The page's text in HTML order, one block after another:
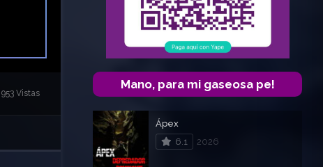
953 Vistas
Mano, para mi gaseosa pe!
Ápex
6.1
2026